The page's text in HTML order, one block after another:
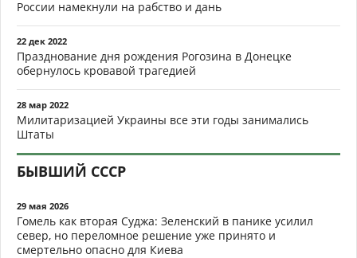
России намекнули на рабство и дань
22 дек 2022
Празднование дня рождения Рогозина в Донецке
обернулось кровавой трагедией
28 мар 2022
Милитаризацией Украины все эти годы занимались
Штаты
БЫВШИЙ СССР
29 мая 2026
Гомель как вторая Суджа: Зеленский в панике усилил
север, но переломное решение уже принято и
смертельно опасно для Киева